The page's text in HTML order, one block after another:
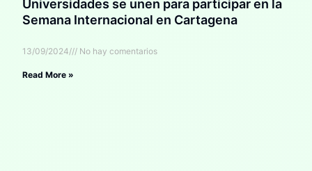
Universidades se unen para participar en la
Semana Internacional en Cartagena
13/09/2024 No hay comentarios
Read More »